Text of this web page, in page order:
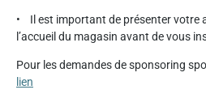
• Il est important de présenter votre
l’accueil du magasin avant de vous
Pour les demandes de sponsoring
lien